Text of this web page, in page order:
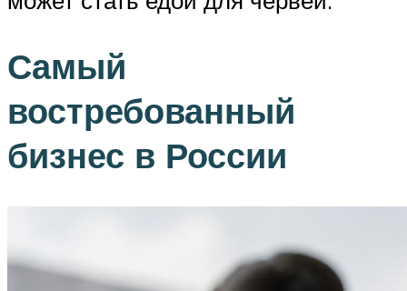
Самый
востребованный
бизнес в России